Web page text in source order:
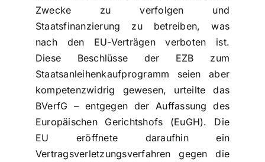
Zwecke zu verfolgen und
Staatsfinanzierung zu betreiben, was
nach den EU-Verträgen verboten ist.
Diese Beschlüsse der EZB zum
Staatsanleihenkaufprogramm seien aber
kompetenzwidrig gewesen, urteilte das
BVerfG – entgegen der Auffassung des
Europäischen Gerichtshofs (EuGH). Die
EU eröffnete daraufhin ein
Vertragsverletzungsverfahren gegen die